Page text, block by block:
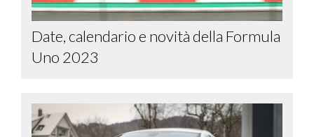
Date, calendario e novità della Formula
Uno 2023